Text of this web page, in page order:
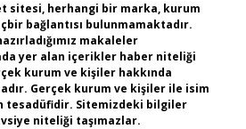
sitesi, herhangi bir marka, kurum
bağlantısı bulunmamaktadır.
makaleler
yer alan içerikler haber niteliği
kurum ve kişiler hakkında
Gerçek kurum ve kişiler ile isim
tesadüfidir. Sitemizdeki bilgiler
niteliği taşımazlar.